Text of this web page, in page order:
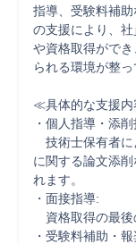
指導、受験料補
の支援により、
や資格取得がで
られる環境が整っ
≪具体的な支援
・個人指導・添
技術士保有者に
に関する論文添
れます。﻿
・面接指導:
資格取得の最後
・受験料補助・